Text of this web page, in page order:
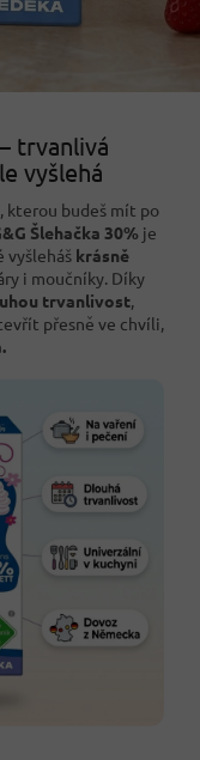
trvanlivá
vyšlehá
, kterou budeš mít po
Šlehačka 30% je
vyšleháš krásně
i moučníky. Díky
trvanlivost,
přesně ve chvíli,